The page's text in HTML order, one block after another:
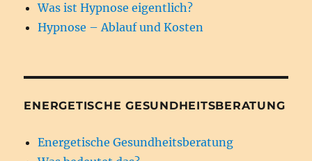
Was ist Hypnose eigentlich?
Hypnose – Ablauf und Kosten
ENERGETISCHE GESUNDHEITSBERATUNG
Energetische Gesundheitsberatung